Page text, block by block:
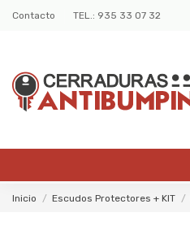
Contacto TEL.: 935 33 07 32
Inicio Escudos Protectores + KIT